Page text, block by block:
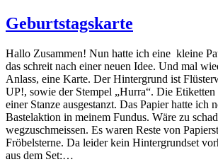
Geburtstagskarte
Hallo Zusammen! Nun hatte ich eine kleine
das schreit nach einer neuen Idee. Und mal
Anlass, eine Karte. Der Hintergrund ist
UP!, sowie der Stempel „Hurra“. Die Etiketten
einer Stanze ausgestanzt. Das Papier hatte ich
Bastelaktion in meinem Fundus. Wäre zu
wegzuschmeissen. Es waren Reste von
Fröbelsterne. Da leider kein Hintergrundset
aus dem Set:…